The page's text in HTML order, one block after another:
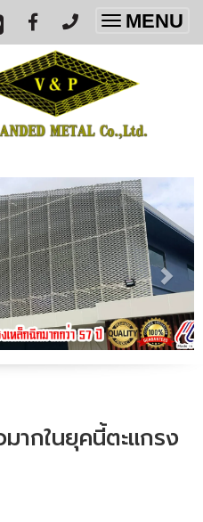
Toggle
MENU
ากในยุคนี้ตะแกรง